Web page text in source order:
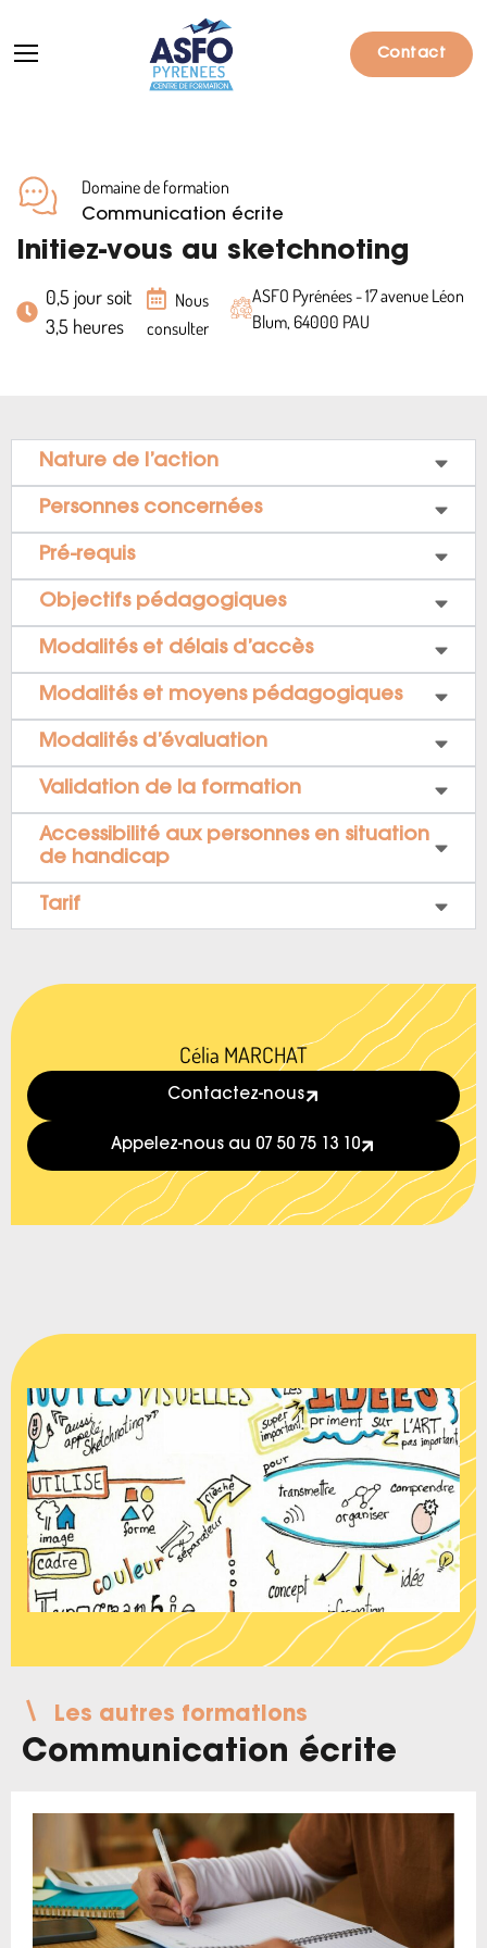
Contact
Formations
Particuliers
Qui sommes-nous ?
Notre catalogue
Domaine de formation
Communication écrite
Initiez-vous au sketchnoting
0,5 jour soit
3,5 heures
Nous
consulter
ASFO Pyrénées - 17 avenue Léon
Blum, 64000 PAU
Nature de l’action
Personnes concernées
Pré-requis
Objectifs pédagogiques
Modalités et délais d’accès
Modalités et moyens pédagogiques
Modalités d’évaluation
Validation de la formation
Accessibilité aux personnes en situation
de handicap
Tarif
Célia MARCHAT
Contactez-nous
Appelez-nous au 07 50 75 13 10
Les autres formations
Communication écrite